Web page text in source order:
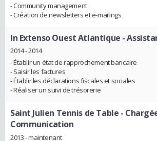
- Community management
- Création de newsletters et e-mailings
In Extenso Ouest Atlantique -
2014 - 2014
- Établir un état de rapprochement bancaire
- Saisir les factures
- Établir les déclarations fiscales et sociales
- Réaliser un suivi de trésorerie
Saint Julien Tennis de Table -
Communication
2013 - maintenant